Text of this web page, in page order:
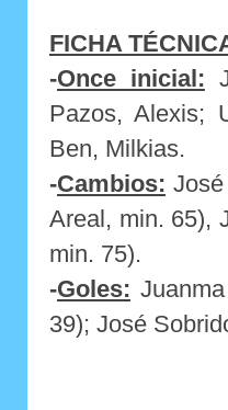
FICHA
-Once inicial:
Pazos, Alexis;
Ben, Milkias.
-Cambios:
Areal, min. 65),
min. 75).
-Goles:
39); José